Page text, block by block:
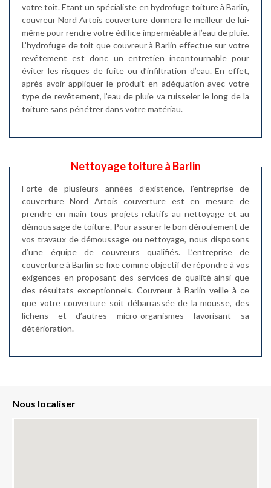
votre toit. Etant un spécialiste en hydrofuge toiture à Barlin,
couvreur Nord Artois couverture donnera le meilleur de lui-
même pour rendre votre édifice imperméable à l’eau de pluie.
L’hydrofuge de toit que couvreur à Barlin effectue sur votre
revêtement est donc un entretien incontournable pour
éviter les risques de fuite ou d’infiltration d’eau. En effet,
après avoir appliquer le produit en adéquation avec votre
type de revêtement, l’eau de pluie va ruisseler le long de la
toiture sans pénétrer dans votre matériau.
Nettoyage toiture à Barlin
Forte de plusieurs années d’existence, l’entreprise de
couverture Nord Artois couverture est en mesure de
prendre en main tous projets relatifs au nettoyage et au
démoussage de toiture. Pour assurer le bon déroulement de
vos travaux de démoussage ou nettoyage, nous disposons
d’une équipe de couvreurs qualifiés. L’entreprise de
couverture à Barlin se fixe comme objectif de répondre à vos
exigences en proposant des services de qualité ainsi que
des résultats exceptionnels. Couvreur à Barlin veille à ce
que votre couverture soit débarrassée de la mousse, des
lichens et d’autres micro-organismes favorisant sa
détérioration.
Nous localiser